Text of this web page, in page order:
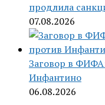
продлила
07.08.2026
Заговор в
Инфантино
06.08.2026